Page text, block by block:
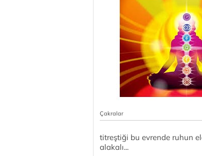
Çakralar
titreştiği bu evrende ruhun
alakalı...